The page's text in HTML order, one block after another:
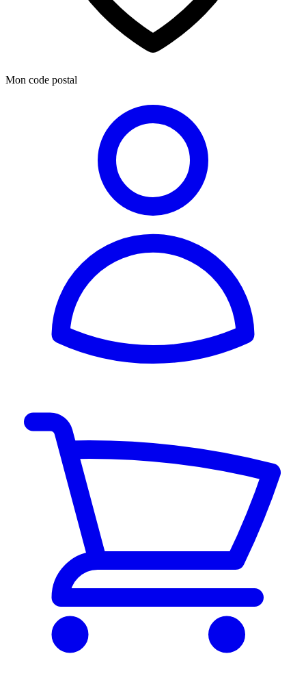
Mon code postal